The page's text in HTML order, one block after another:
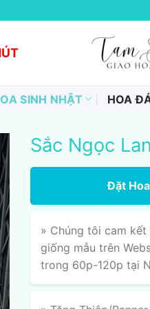
SINH NHẬT HOA
Sắc Ngọc Lan
Đặt
» Chúng tôi cam
giống mẫu trên
trong 60p-120p tại